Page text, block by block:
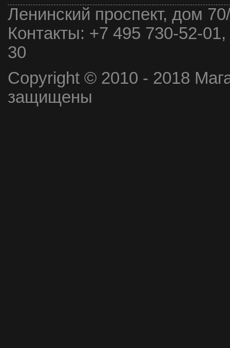
Ленинский проспект, дом
Контакты: +7 495 730-52-
30
Copyright © 2010 - 2018
защищены